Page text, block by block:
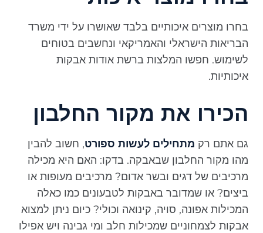
בחרו מוצרים איכותיים בלבד שאושרו על ידי משרד
הבריאות הישראלי והאמריקאי ונחשבים בטוחים
לשימוש. חפשו המלצות ברשת אודות אבקות
איכותיות.
הכירו את מקור החלבון
גם אתם רקמתחילים לעשות ספורט, חשוב להבין
מהו מקור החלבון שבאבקה. בדקו: האם היא מכילה
מרכיבים של דגים ובשר אדום? מרכיבים מעופות או
ביצים? או שמדובר באבקות לטבעונים כמו כאלה
המכילות אפונה, סויה, קינואה וכולי? כיום ניתן למצוא
אבקות לצמחוניים שמכילות חלב ומי גבינה ויש אפילו